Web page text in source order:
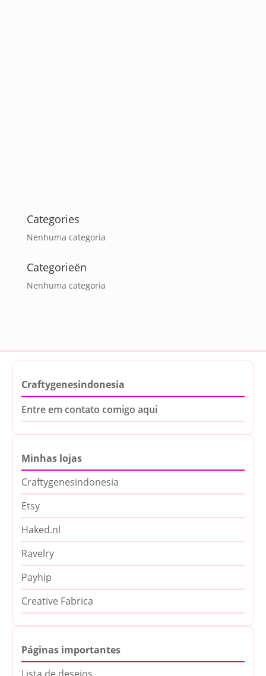
Categories
Nenhuma categoria
Categorieën
Nenhuma categoria
Craftygenesindonesia
Entre em contato comigo aqui
Minhas lojas
Craftygenesindonesia
Etsy
Haked.nl
Ravelry
Payhip
Creative Fabrica
Páginas importantes